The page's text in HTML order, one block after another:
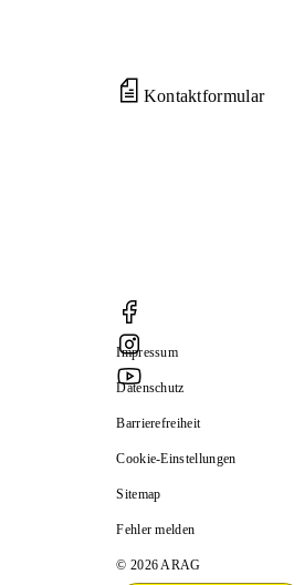
Kontaktformular
Impressum
Datenschutz
Barrierefreiheit
Cookie-Einstellungen
Sitemap
Fehler melden
© 2026 ARAG